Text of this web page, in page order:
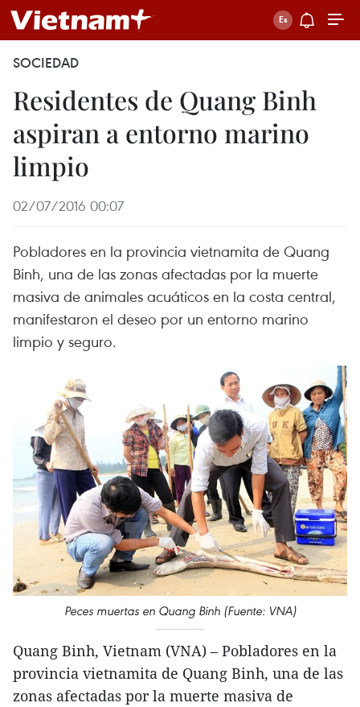
SOCIEDAD
Residentes de Quang Binh
aspiran a entorno marino
limpio
02/07/2016 00:07
Pobladores en la provincia vietnamita de Quang
Binh, una de las zonas afectadas por la muerte
masiva de animales acuáticos en la costa central,
manifestaron el deseo por un entorno marino
limpio y seguro.
Peces muertas en Quang Binh (Fuente: VNA)
Quang Binh, Vietnam (VNA) – Pobladores en la
provincia vietnamita de Quang Binh, una de las
zonas afectadas por la muerte masiva de